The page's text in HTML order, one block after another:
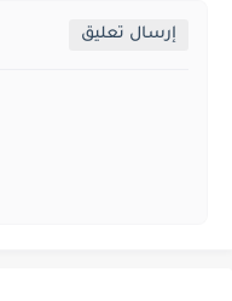
إرسال تعليق